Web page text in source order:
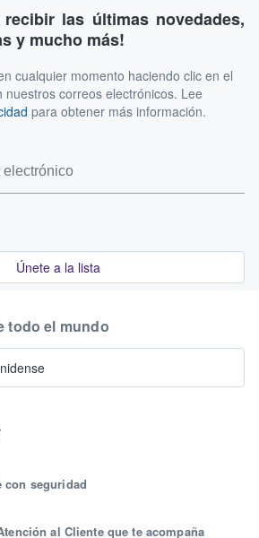
recibir las últimas novedades,
y mucho más!
cualquier momento haciendo clic en el
correos electrónicos. Lee
para obtener más información.
Únete a la lista
con seguridad
al Cliente que te acompaña
todo el mundo